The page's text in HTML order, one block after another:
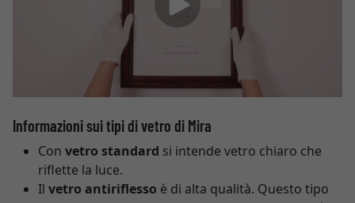
Informazioni sui tipi di vetro di Mira
Con vetro standard si intende vetro chiaro che
riflette la luce.
Il vetro antiriflesso è di alta qualità. Questo tipo